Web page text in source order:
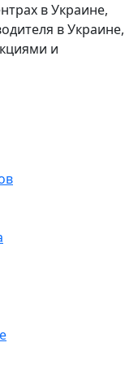
в Украине,
в Украине,
и